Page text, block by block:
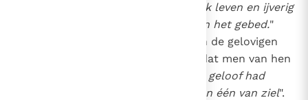
trouw aan het gemeenschappelijk leven en ijverig
in het breken van het brood en in het gebed."
En hierdoor werden de gelovigen
vervuld met zulk een vurigheid, dat men van hen
de menigte, die het geloof had
aangenomen, was één van hart en één van ziel".